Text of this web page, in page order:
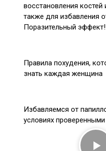
восстановления костей
также для избавления
Поразительный эффект!
Правила похудения,
знать каждая женщина
Избавляемся от
условиях